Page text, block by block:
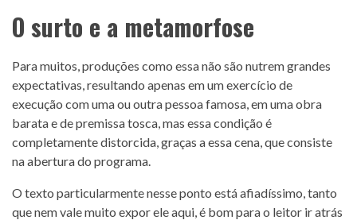
O surto e a metamorfose
Para muitos, produções como essa não são nutrem grandes
expectativas, resultando apenas em um exercício de
execução com uma ou outra pessoa famosa, em uma obra
barata e de premissa tosca, mas essa condição é
completamente distorcida, graças a essa cena, que consiste
na abertura do programa.
O texto particularmente nesse ponto está afiadíssimo, tanto
que nem vale muito expor ele aqui, é bom para o leitor ir atrás